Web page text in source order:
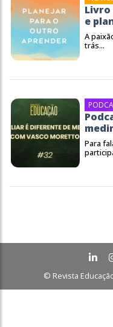
Livro
e
A
trás...
Para
© Revista